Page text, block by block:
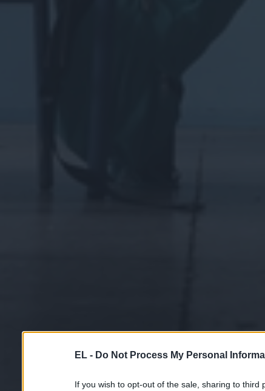
EL - Do Not Process My Personal
If you wish to opt-out of the sale, sharing to